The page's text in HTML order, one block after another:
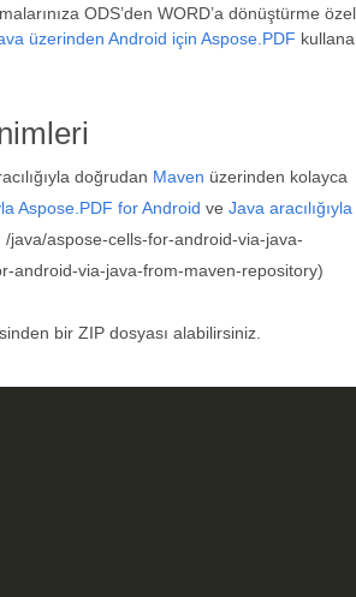
ODS’den WORD’a dönüştürme
üzerinden Android için Aspose.PDF
doğrudan Maven üzerinden kolayca
Aspose.PDF for Android ve Java aracılığıyla
java/aspose-cells-for-android-via-java-
android-via-java-from-maven-repository)
bir ZIP dosyası alabilirsiniz.